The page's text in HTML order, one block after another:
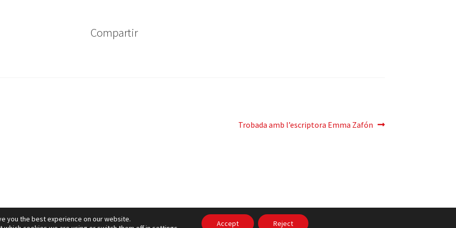
Compartir
Pròxima
Trobada amb l’escriptora Emma Zafón
de cookies– © CCLuxemburg 2006 - 2026 – Política de privacitat
you the best experience on our website.
Accept Reject